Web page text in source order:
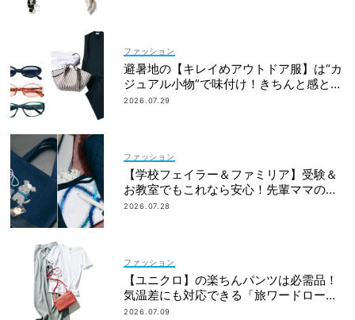
ファッション
避暑地の【キレイめアウトドア服】は“カ
ジュアル小物”で味付け！きちんと感との
バランスに注目
2026.07.29
ファッション
【学校フェイラー＆ファミリア】受験＆
お教室でもこれなら安心！先輩ママの地
味見えしないネイビー小物
2026.07.28
ファッション
【ユニクロ】の楽ちんパンツは必需品！
気温差にも対応できる「旅ワードロー
ブ」7選
2026.07.09